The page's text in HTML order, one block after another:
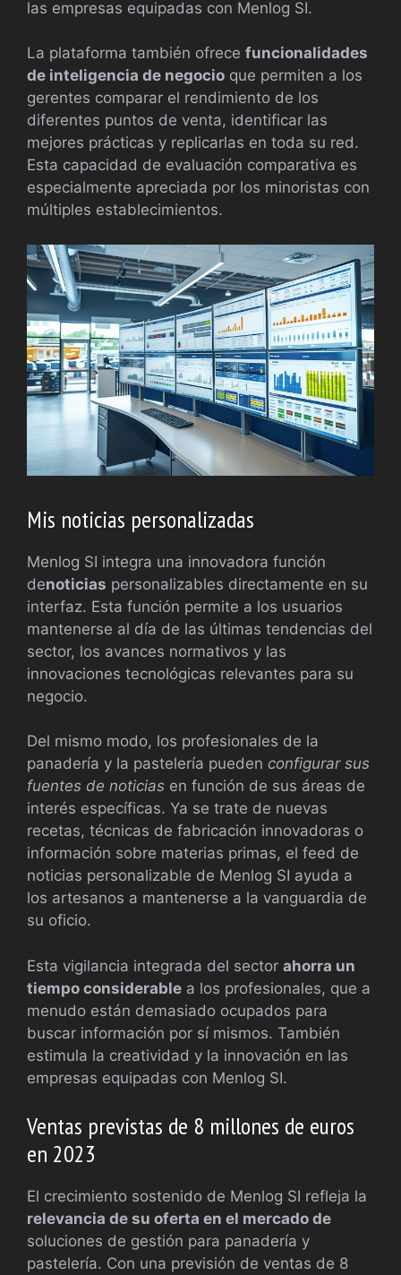
las empresas equipadas con Menlog SI.
La plataforma también ofrece funcionalidades
de inteligencia de negocio que permiten a los
gerentes comparar el rendimiento de los
diferentes puntos de venta, identificar las
mejores prácticas y replicarlas en toda su red.
Esta capacidad de evaluación comparativa es
especialmente apreciada por los minoristas con
múltiples establecimientos.
Mis noticias personalizadas
Menlog SI integra una innovadora función
denoticias personalizables directamente en su
interfaz. Esta función permite a los usuarios
mantenerse al día de las últimas tendencias del
sector, los avances normativos y las
innovaciones tecnológicas relevantes para su
negocio.
Del mismo modo, los profesionales de la
panadería y la pastelería pueden configurar sus
fuentes de noticias en función de sus áreas de
interés específicas. Ya se trate de nuevas
recetas, técnicas de fabricación innovadoras o
información sobre materias primas, el feed de
noticias personalizable de Menlog SI ayuda a
los artesanos a mantenerse a la vanguardia de
su oficio.
Esta vigilancia integrada del sector ahorra un
tiempo considerable a los profesionales, que a
menudo están demasiado ocupados para
buscar información por sí mismos. También
estimula la creatividad y la innovación en las
empresas equipadas con Menlog SI.
Ventas previstas de 8 millones de euros
en 2023
El crecimiento sostenido de Menlog SI refleja la
relevancia de su oferta en el mercado de
soluciones de gestión para panadería y
pastelería. Con una previsión de ventas de 8